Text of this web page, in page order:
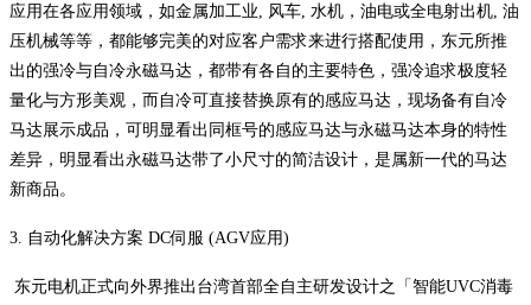
应用在各应用领域，如金属加工业, 风车, 水机，油电或全电射出机, 油
压机械等等，都能够完美的对应客户需求来进行搭配使用，东元所推
出的强冷与自冷永磁马达，都带有各自的主要特色，强冷追求极度轻
量化与方形美观，而自冷可直接替换原有的感应马达，现场备有自冷
马达展示成品，可明显看出同框号的感应马达与永磁马达本身的特性
差异，明显看出永磁马达带了小尺寸的简洁设计，是属新一代的马达
新商品。
3. 自动化解决方案 DC伺服 (AGV应用)
东元电机正式向外界推出台湾首部全自主研发设计之「智能UVC消毒